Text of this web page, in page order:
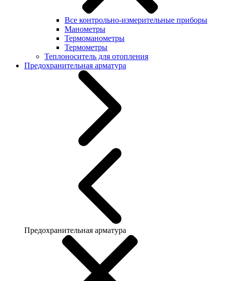
Все контрольно-измерительные приборы
Манометры
Термоманометры
Термометры
Теплоноситель для отопления
Предохранительная арматура
Предохранительная арматура